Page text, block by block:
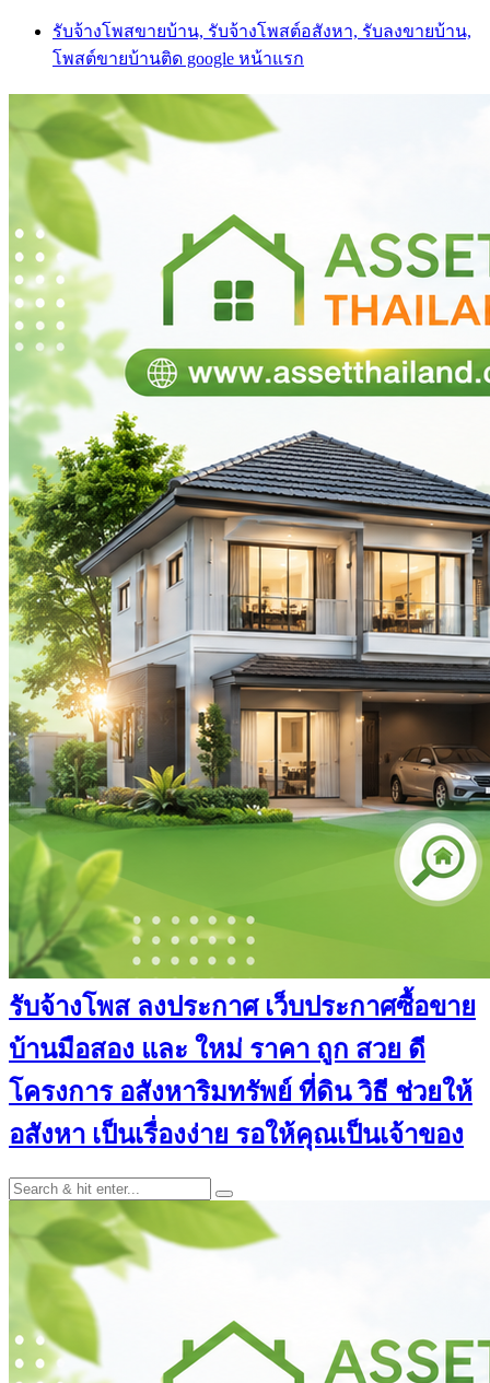
Skip
content
รับจ้างโพสขายบ้าน, รับจ้างโพสต์อสังหา, รับลงขายบ้าน,
โพสต์ขายบ้านติด google หน้าแรก
รับจ้างโพส ลงประกาศ เว็บประกาศซื้อขาย
บ้านมือสอง และ ใหม่ ราคา ถูก สวย ดี
โครงการ อสังหาริมทรัพย์ ที่ดิน วิธี ช่วยให้
อสังหา เป็นเรื่องง่าย รอให้คุณเป็นเจ้าของ